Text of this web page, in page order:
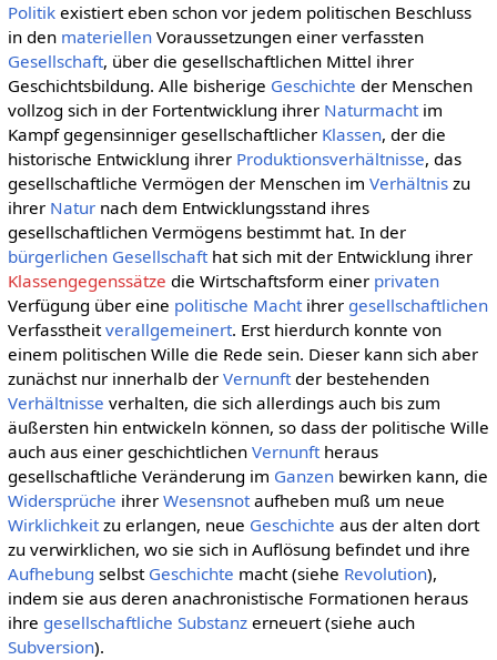
Politikexistiert eben schon vor jedem politischen Beschluss
in den materiellenVoraussetzungen einer verfassten
Gesellschaft, über die gesellschaftlichen Mittel ihrer
Geschichtsbildung. Alle bisherige Geschichte der Menschen
vollzog sich in der Fortentwicklung ihrer Naturmachtim
Kampf gegensinniger gesellschaftlicher Klassen, der die
historische Entwicklung ihrer Produktionsverhältnisse, das
gesellschaftliche Vermögen der Menschen im Verhältniszu
ihrer Naturnach dem Entwicklungsstand ihres
gesellschaftlichen Vermögens bestimmt hat. In der
bürgerlichen Gesellschafthat sich mit der Entwicklung ihrer
Klassengegenssätze die Wirtschaftsform einer privaten
Verfügung über eine politische Machtihrer gesellschaftlichen
Verfasstheitverallgemeinert. Erst hierdurch konnte von
einem politischen Wille die Rede sein. Dieser kann sich aber
zunächst nur innerhalb der Vernunftder bestehenden
Verhältnisse verhalten, die sich allerdings auch bis zum
äußersten hin entwickeln können, so dass der politische Wille
auch aus einer geschichtlichen Vernunftheraus
gesellschaftliche Veränderung im Ganzenbewirken kann, die
Widersprüche ihrer Wesensnotaufheben muß um neue
Wirklichkeitzu erlangen, neue Geschichte aus der alten dort
zu verwirklichen, wo sie sich in Auflösung befindet und ihre
Aufhebung selbst Geschichte macht (siehe Revolution),
indem sie aus deren anachronistische Formationen heraus
ihre gesellschaftliche Substanzerneuert (siehe auch
Subversion).